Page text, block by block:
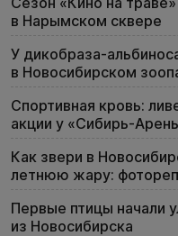
в Нарымском сквере
У дикобраза-
в Новосибирском
Спортивная кровь:
акции у «Сибирь-
Как звери в
летнюю жару:
Первые птицы начали
из Новосибирска